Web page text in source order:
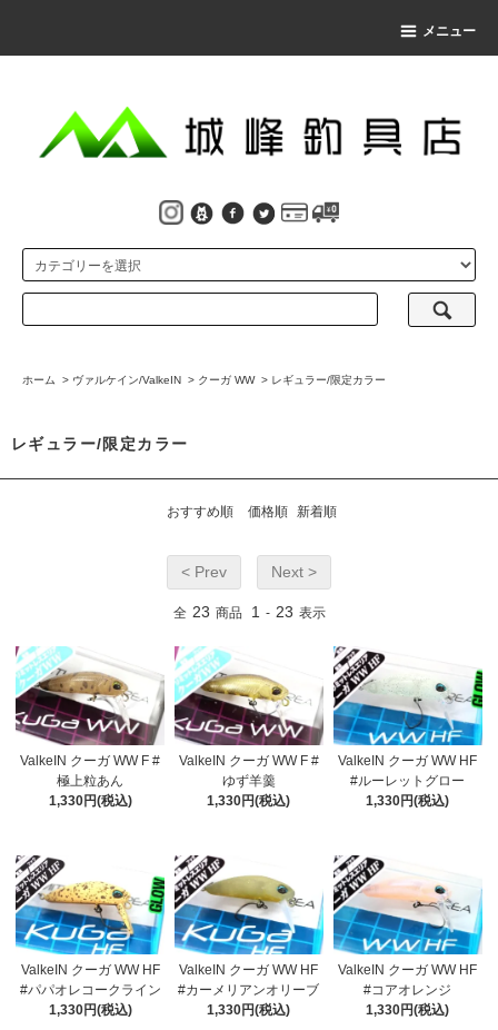
メニュー
ホーム > ヴァルケイン/ValkeIN > クーガ WW > レギュラー/限定カラー
レギュラー/限定カラー
おすすめ順 価格順 新着順
< Prev Next >
全 23 商品 1 - 23 表示
ValkeIN クーガ WW F #
極上粒あん
1,330円(税込)
ValkeIN クーガ WW F #
ゆず羊羹
1,330円(税込)
ValkeIN クーガ WW HF
#ルーレットグロー
1,330円(税込)
ValkeIN クーガ WW HF
#パパオレコークライン
1,330円(税込)
ValkeIN クーガ WW HF
#カーメリアンオリーブ
1,330円(税込)
ValkeIN クーガ WW HF
#コアオレンジ
1,330円(税込)